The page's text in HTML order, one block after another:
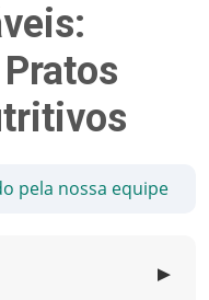
pela nossa equipe
▼